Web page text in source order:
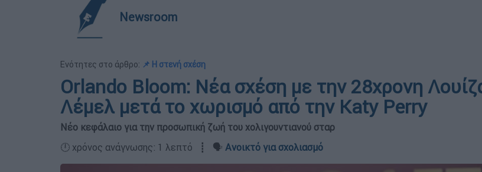
Newsroom
Ενότητες στο άρθρο: 📌 Η στενή σχέση
Orlando Bloom: Νέα σχέση με την 28χρονη
Λέμελ μετά το χωρισμό από την Katy Perry
Νέο κεφάλαιο για την προσωπική ζωή του χολιγουντιανού σταρ
🕛 χρόνος ανάγνωσης: 1 λεπτό ┋ 🗣️ Ανοικτό για σχολιασμό